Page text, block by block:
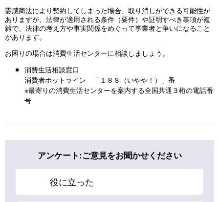
霊感商法により契約してしまった場合、取り消しができる可能性が
ありますが、法律が適用される条件（要件）や証明すべき事項が複
雑で、法律の考え方や事実関係をめぐって事業者と争いになること
があります。
お困りの場合は消費生活センターに相談しましょう。
消費生活相談窓口
消費者ホットライン 「１８８（いやや！）」番
※最寄りの消費生活センターを案内する全国共通３桁の電話番
号
アンケート:ご意見をお聞かせください
役に立った